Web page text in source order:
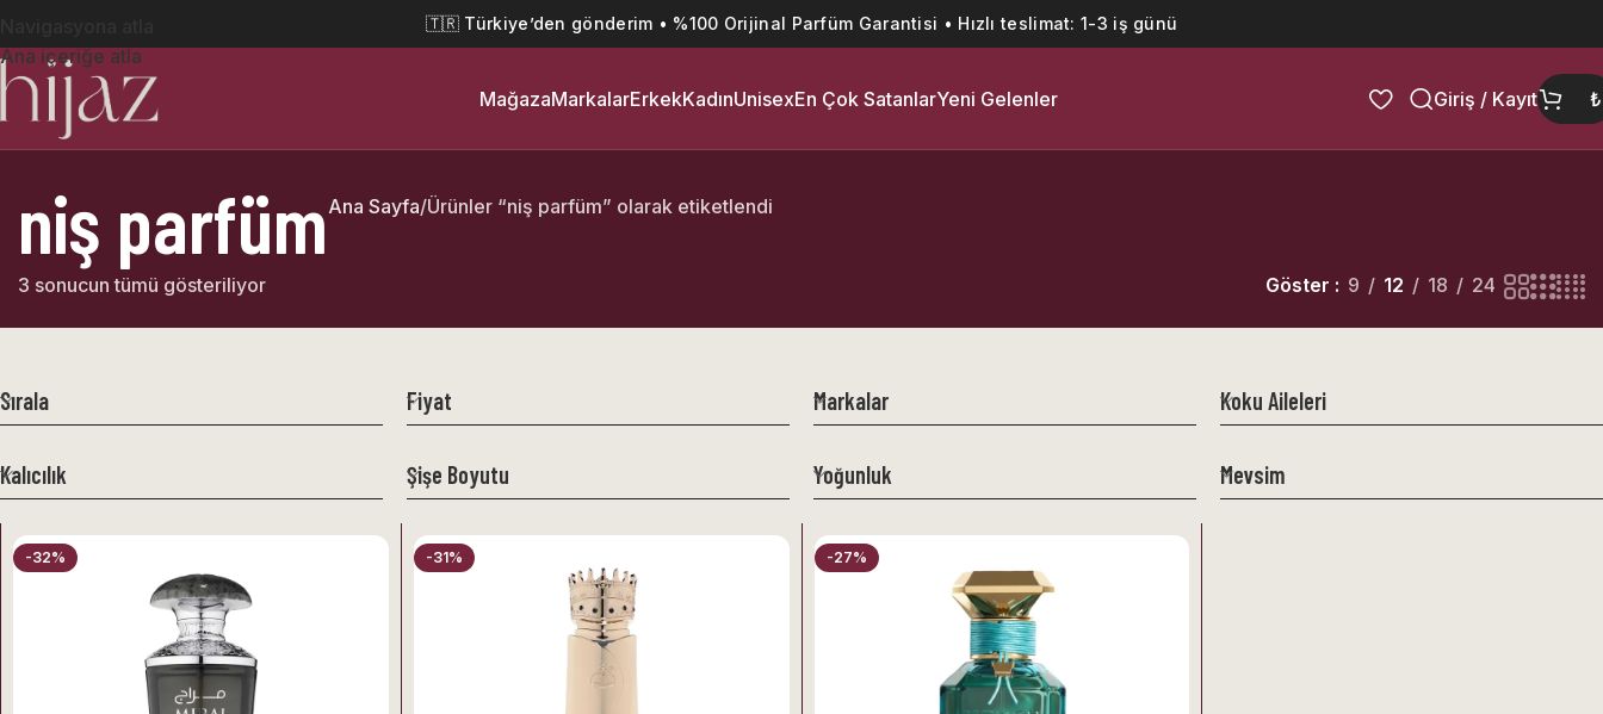
Ana içeriğe atla
🇹🇷 Türkiye’den gönderim • %100 Orijinal Parfüm Garantisi • Hızlı teslimat: 1-3 iş günü
MağazaMarkalarErkekKadınUnisexEn Çok SatanlarYeni Gelenler Giriş / Kayıt ₺
niş parfüm Ana Sayfa Ürünler “niş parfüm” olarak etiketlendi
3 sonucun tümü gösteriliyor Göster 9 12 18 24
Sırala Fiyat Markalar Koku Aileleri
Kalıcılık Şişe Boyutu Yoğunluk Mevsim
-32% -31% -27%